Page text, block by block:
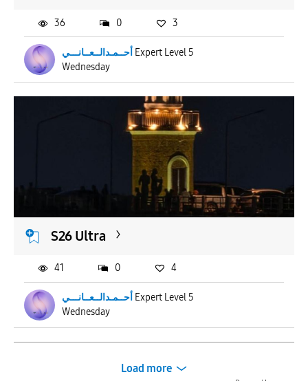
أحــمـدالــعــانـــي Expert Level 5
Wednesday
36 0 3
S26 Ultra
أحــمـدالــعــانـــي Expert Level 5
Wednesday
41 0 4
Load more